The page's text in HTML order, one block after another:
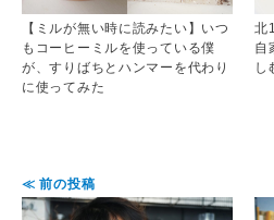
【ミルが無い時に読みたい】いつ
もコーヒーミルを使っている僕
が、すりばちとハンマーを代わり
に使ってみた
北
自
し
≪ 前の投稿